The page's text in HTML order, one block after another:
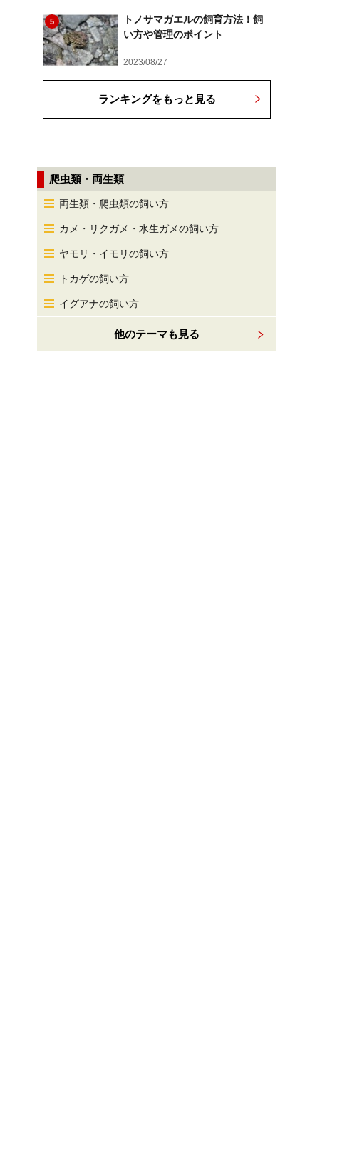
5
トノサマガエルの飼育方法！飼
い方や管理のポイント
2023/08/27
ランキングをもっと見る
爬虫類・両生類
両生類・爬虫類の飼い方
カメ・リクガメ・水生ガメの飼い方
ヤモリ・イモリの飼い方
トカゲの飼い方
イグアナの飼い方
他のテーマも見る